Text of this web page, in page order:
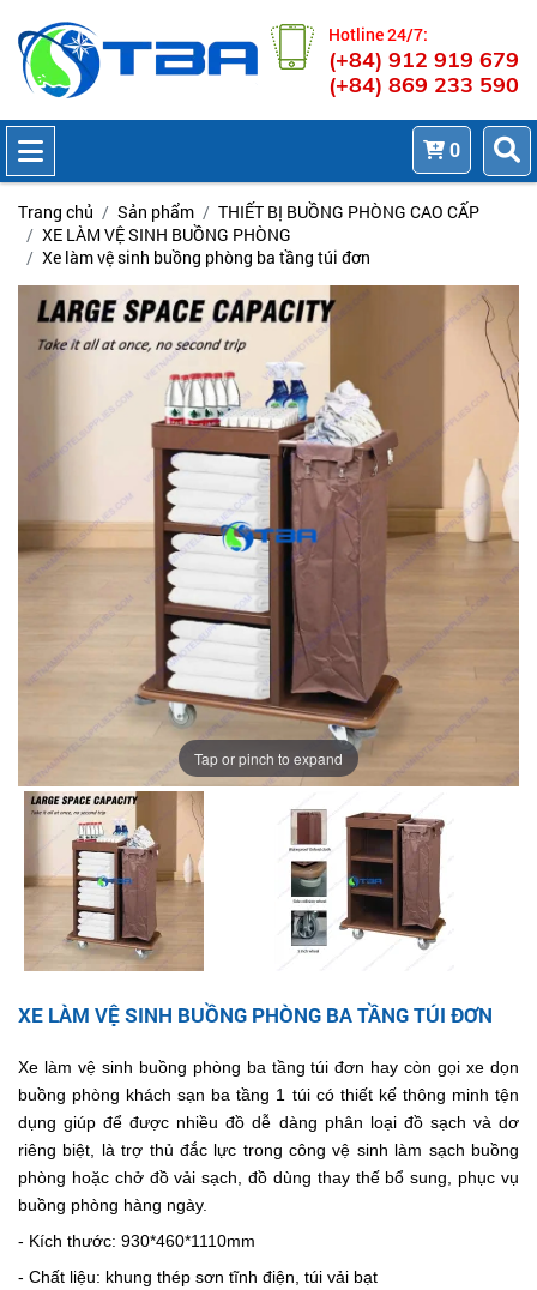
Hotline 24/7:
(+84) 912 919 679
(+84) 869 233 590
0
Trang chủ Sản phẩm
THIẾT BỊ BUỒNG PHÒNG CAO CẤP
XE LÀM VỆ SINH BUỒNG PHÒNG
Xe làm vệ sinh buồng phòng ba tầng túi đơn
Tap or pinch to expand
XE LÀM VỆ SINH BUỒNG PHÒNG BA TẦNG TÚI ĐƠN
Xe làm vệ sinh buồng phòng ba tầng túi đơn hay còn gọi xe dọn
buồng phòng khách sạn ba tầng 1 túi có thiết kế thông minh tện
dụng giúp để được nhiều đồ dễ dàng phân loại đồ sạch và dơ
riêng biệt, là trợ thủ đắc lực trong công vệ sinh làm sạch buồng
phòng hoặc chở đồ vải sạch, đồ dùng thay thế bổ sung, phục vụ
buồng phòng hàng ngày.
- Kích thước: 930*460*1110mm
- Chất liệu: khung thép sơn tĩnh điện, túi vải bạt